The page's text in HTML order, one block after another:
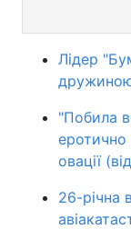
Лідер
"Побила
еротично
овації
26-річна